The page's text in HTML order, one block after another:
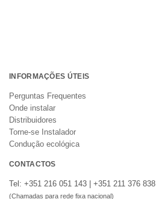
INFORMAÇÕES ÚTEIS
Perguntas Frequentes
Onde instalar
Distribuidores
Torne-se Instalador
Condução ecológica
CONTACTOS
Tel: +351 216 051 143 | +351 211 376 838
(Chamadas para rede fixa nacional)